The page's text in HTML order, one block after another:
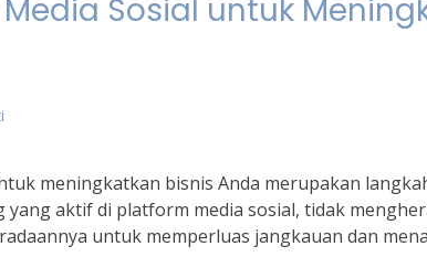
Sosial untuk
meningkatkan bisnis Anda merupakan
aktif di platform media sosial, tidak
untuk memperluas jangkauan dan